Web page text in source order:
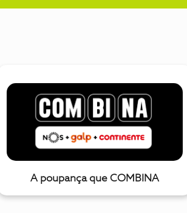
A poupança que COMBINA